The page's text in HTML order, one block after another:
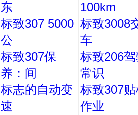
东
标致307 5000
公
标致307保
养：间
标志的自动变
速
100km
标致3008
车
标致206
常识
标致307
作业